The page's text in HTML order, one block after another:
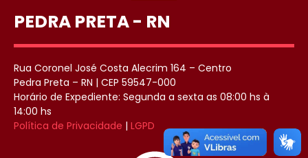
PEDRA PRETA - RN
Rua Coronel José Costa Alecrim 164 – Centro
Pedra Preta – RN | CEP 59547-000
Horário de Expediente: Segunda a sexta as 08:00 hs à
14:00 hs
Política de Privacidade | LGPD